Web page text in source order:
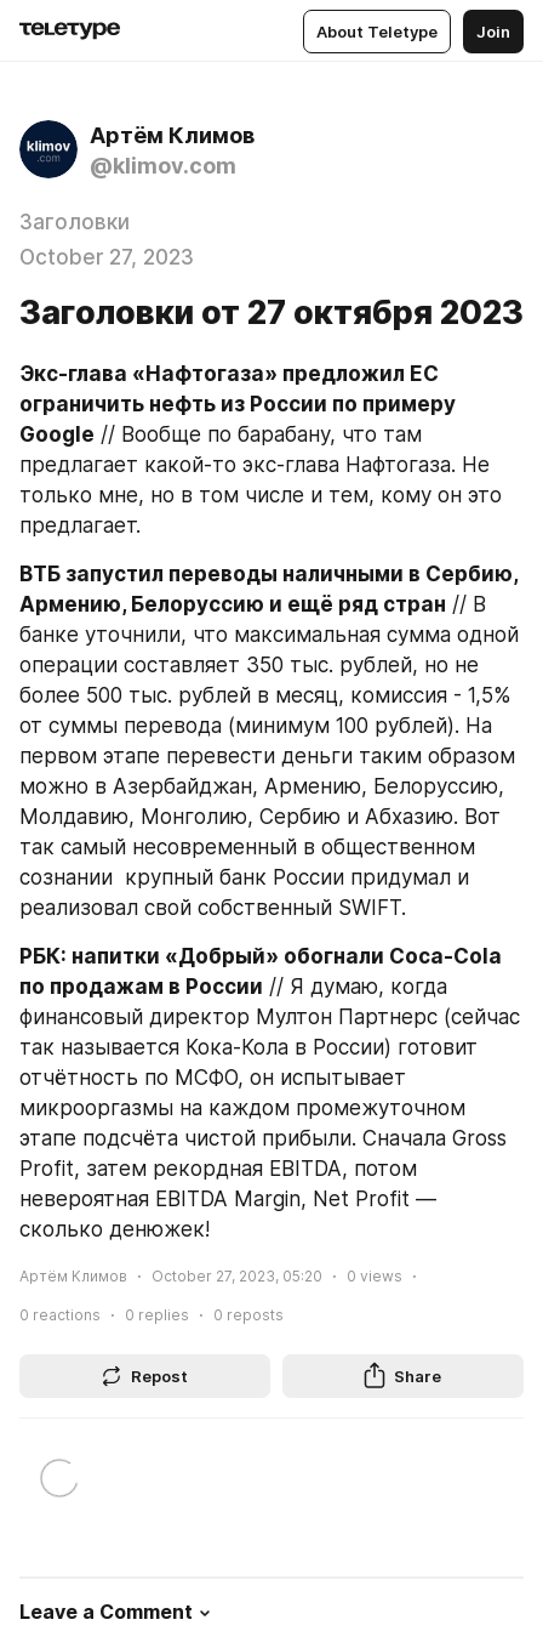
About Teletype Join
Артём Климов
@klimov.com
Заголовки
October 27, 2023
Заголовки от 27 октября 2023
Экс-глава «Нафтогаза» предложил ЕС
ограничить нефть из России по примеру
Google // Вообще по барабану, что там
предлагает какой-то экс-глава Нафтогаза. Не
только мне, но в том числе и тем, кому он это
предлагает.
ВТБ запустил переводы наличными в Сербию,
Армению, Белоруссию и ещё ряд стран // В
банке уточнили, что максимальная сумма одной
операции составляет 350 тыс. рублей, но не
более 500 тыс. рублей в месяц, комиссия - 1,5%
от суммы перевода (минимум 100 рублей). На
первом этапе перевести деньги таким образом
можно в Азербайджан, Армению, Белоруссию,
Молдавию, Монголию, Сербию и Абхазию. Вот
так самый несовременный в общественном
сознании  крупный банк России придумал и
реализовал свой собственный SWIFT.
РБК: напитки «Добрый» обогнали Coca-Cola
по продажам в России // Я думаю, когда
финансовый директор Мултон Партнерс (сейчас
так называется Кока-Кола в России) готовит
отчётность по МСФО, он испытывает
микрооргазмы на каждом промежуточном
этапе подсчёта чистой прибыли. Сначала Gross
Profit, затем рекордная EBITDA, потом
невероятная EBITDA Margin, Net Profit —
сколько денюжек!
Артём Климов October 27, 2023, 05:20 0 views
0 reactions 0 replies 0 reposts
Repost Share
Leave a Comment